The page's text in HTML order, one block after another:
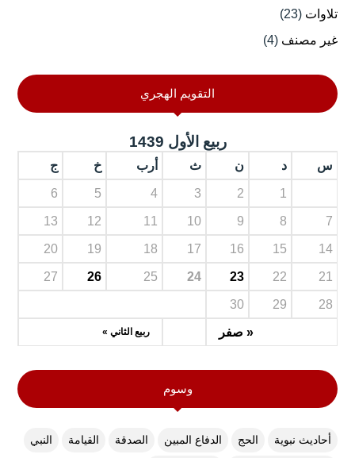
تلاوات (23)
غير مصنف (4)
التقويم الهجري
ربيع الأول 1439
س د ن ث أرب خ ج
« صفر ربيع الثاني »
1
2
3
4
5
6
7
8
9
10
11
12
13
14
15
16
17
18
19
20
21
22
23
24
25
26
27
28
29
30
وسوم
أحاديث نبوية الحج الدفاع المبين الصدقة القيامة النبي